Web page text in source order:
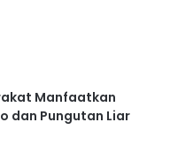
Manfaatkan
dan Pungutan Liar